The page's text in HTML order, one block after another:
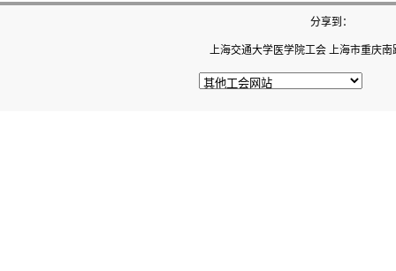
上海交通大学医学院工会 上海市重庆
分享到：